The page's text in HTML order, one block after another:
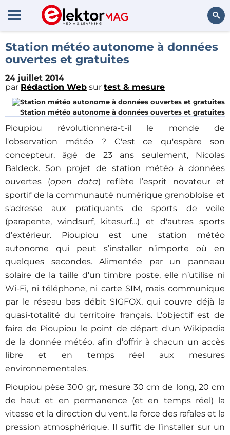
Rechercher
Station météo autonome à données
ouvertes et gratuites
24 juillet 2014
par Rédaction Web sur test & mesure
Station météo autonome à données ouvertes et gratuites
Pioupiou révolutionnera-t-il le monde de
l'observation météo ? C'est ce qu'espère son
concepteur, âgé de 23 ans seulement, Nicolas
Baldeck. Son projet de station météo à données
ouvertes (open data) reflète l’esprit novateur et
sportif de la communauté numérique grenobloise et
s'adresse aux pratiquants de sports de voile
(parapente, windsurf, kitesurf…) et d'autres sports
d’extérieur. Pioupiou est une station météo
autonome qui peut s’installer n’importe où en
quelques secondes. Alimentée par un panneau
solaire de la taille d'un timbre poste, elle n’utilise ni
Wi-Fi, ni téléphone, ni carte SIM, mais communique
par le réseau bas débit SIGFOX, qui couvre déjà la
quasi-totalité du territoire français. L’objectif est de
faire de Pioupiou le point de départ d'un Wikipedia
de la donnée météo, afin d’offrir à chacun un accès
libre et en temps réel aux mesures
environnementales.
Pioupiou pèse 300 gr, mesure 30 cm de long, 20 cm
de haut et en permanence (et en temps réel) la
vitesse et la direction du vent, la force des rafales et la
pression atmosphérique. Il suffit de l’installer sur un